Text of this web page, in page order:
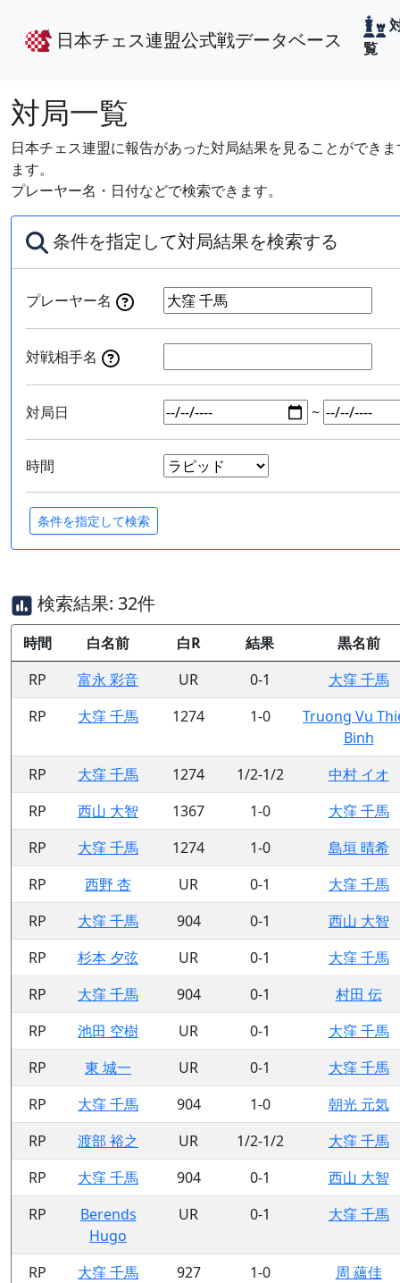
日本チェス連盟公式戦データベース
覧
対局一覧
日本チェス連盟に報告があった対局結果を見ることができ
ます。
プレーヤー名・日付などで検索できます。
条件を指定して対局結果を検索する
プレーヤー名
対戦相手名
対局日 ~
時間
検索結果: 32件
時間 白名前 白R 結果
黒名前
RP
富永 彩音 UR 0-1
大窪 千馬
RP
大窪 千馬 1274 1-0
Truong Vu
Binh
RP
大窪 千馬 1274 1/2-1/2
中村 イオ
RP
西山 大智 1367 1-0
大窪 千馬
RP
大窪 千馬 1274 1-0
島垣 晴希
RP
西野 杏 UR 0-1
大窪 千馬
RP
大窪 千馬 904 0-1
西山 大智
RP
杉本 夕弦 UR 0-1
大窪 千馬
RP
大窪 千馬 904 0-1
村田 伝
RP
池田 空樹 UR 0-1
大窪 千馬
RP
東 城一 UR 0-1
大窪 千馬
RP
大窪 千馬 904 1-0
朝光 元気
RP
渡部 裕之 UR 1/2-1/2
大窪 千馬
RP
大窪 千馬 904 0-1
西山 大智
RP
Berends
Hugo
UR 0-1 大窪 千馬
RP 大窪 千馬 927 1-0
周 蘊佳